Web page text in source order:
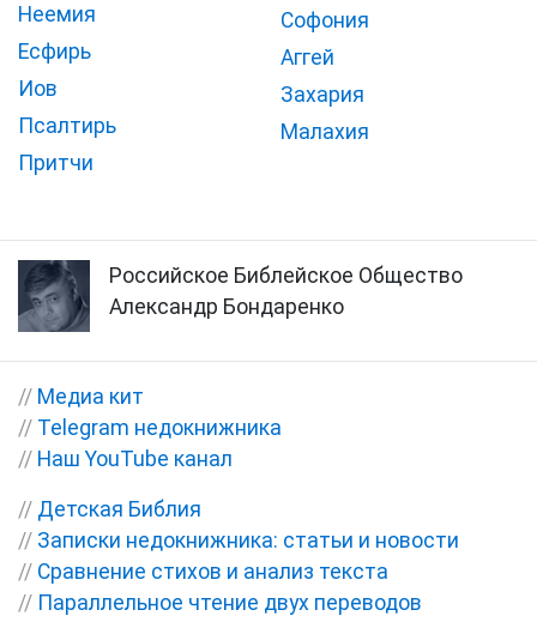
Неемия
Есфирь
Иов
Псалтирь
Притчи
Софония
Аггей
Захария
Малахия
Российское Библейское Общество
Александр Бондаренко
// Медиа кит
// Telegram недокнижника
// Наш YouTube канал
// Детская Библия
// Записки недокнижника: статьи и новости
// Сравнение стихов и анализ текста
// Параллельное чтение двух переводов